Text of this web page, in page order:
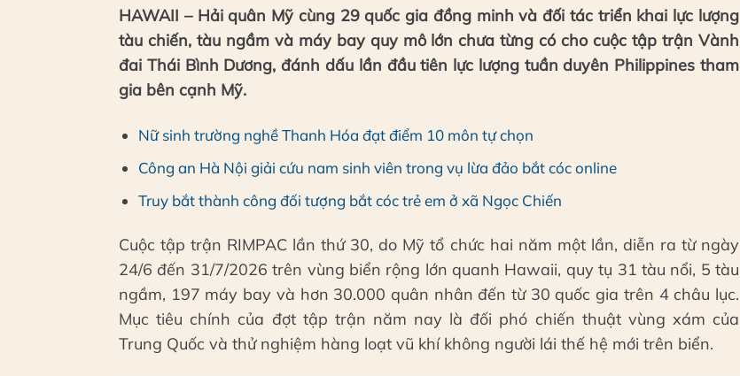
HAWAII – Hải quân Mỹ cùng 29 quốc gia đồng minh và đối tác triển khai lực lượng
tàu chiến, tàu ngầm và máy bay quy mô lớn chưa từng có cho cuộc tập trận Vành
đai Thái Bình Dương, đánh dấu lần đầu tiên lực lượng tuần duyên Philippines tham
gia bên cạnh Mỹ.
Nữ sinh trường nghề Thanh Hóa đạt điểm 10 môn tự chọn
Công an Hà Nội giải cứu nam sinh viên trong vụ lừa đảo bắt cóc online
Truy bắt thành công đối tượng bắt cóc trẻ em ở xã Ngọc Chiến
Cuộc tập trận RIMPAC lần thứ 30, do Mỹ tổ chức hai năm một lần, diễn ra từ ngày
24/6 đến 31/7/2026 trên vùng biển rộng lớn quanh Hawaii, quy tụ 31 tàu nổi, 5 tàu
ngầm, 197 máy bay và hơn 30.000 quân nhân đến từ 30 quốc gia trên 4 châu lục.
Mục tiêu chính của đợt tập trận năm nay là đối phó chiến thuật vùng xám của
Trung Quốc và thử nghiệm hàng loạt vũ khí không người lái thế hệ mới trên biển.